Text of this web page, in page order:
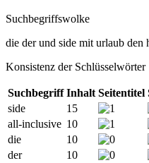
Suchbegriffswolke
die der und side mit urlaub den
Konsistenz der Schlüsselwörter
Suchbegriff Inhalt Seitentitel
side
15
all-inclusive 10
die
10
der
10